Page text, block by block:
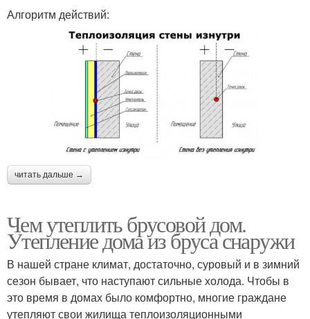
Алгоритм действий:
читать дальше →
Чем утеплить брусовой дом.
Утепление дома из бруса снаружи
В нашей стране климат, достаточно, суровый и в зимний
сезон бывает, что наступают сильные холода. Чтобы в
это время в домах было комфортно, многие граждане
утепляют свои жилища теплоизоляционными